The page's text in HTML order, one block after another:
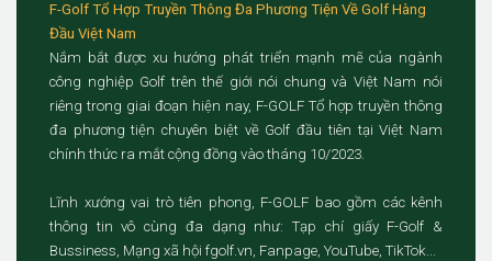
F-Golf Tổ Hợp Truyền Thông Đa Phương Tiện Về Golf Hàng
Đầu Việt Nam
Nắm bắt được xu hướng phát triển mạnh mẽ của ngành
công nghiệp Golf trên thế giới nói chung và Việt Nam nói
riêng trong giai đoạn hiện nay, F-GOLF Tổ hợp truyền thông
đa phương tiện chuyên biệt về Golf đầu tiên tại Việt Nam
chính thức ra mắt cộng đồng vào tháng 10/2023.
Lĩnh xướng vai trò tiên phong, F-GOLF bao gồm các kênh
thông tin vô cùng đa dạng như: Tạp chí giấy F-Golf &
Bussiness, Mạng xã hội fgolf.vn, Fanpage, YouTube, TikTok...